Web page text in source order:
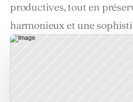
productives, tout en
harmonieux et une